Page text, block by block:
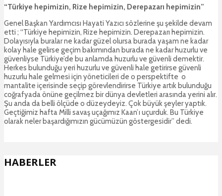
“Türkiye hepimizin, Rize hepimizin, Derepazarı hepimizin”
Genel Başkan Yardımcısı Hayati Yazıcı sözlerine şu şekilde devam
etti ; “Türkiye hepimizin, Rize hepimizin. Derepazarı hepimizin.
Dolayısıyla buralar ne kadar güzel olursa burada yaşam ne kadar
kolay hale gelirse geçim bakımından burada ne kadar huzurlu ve
güvenliyse Türkiye’de bu anlamda huzurlu ve güvenli demektir.
Herkes bulunduğu yeri huzurlu ve güvenli hale getirirse güvenli
huzurlu hale gelmesi için yöneticileri de o perspektifte o
mantalite içerisinde seçip görevlendirirse Türkiye artık bulunduğu
coğrafyada önüne geçilmez bir dünya devletleri arasında yerini alır.
Şu anda da belli ölçüde o düzeydeyiz. Çok büyük şeyler yaptık.
Geçtiğimiz hafta Milli savaş uçağımız Kaan’ı uçurduk. Bu Türkiye
olarak neler başardığımızın gücümüzün göstergesidir” dedi.
HABERLER